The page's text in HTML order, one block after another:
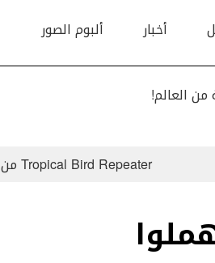
أخبار ألبوم الصور
من العالم!
Tropical Bird Repeater من Jaquet Droz: مشهد إستوائي حي